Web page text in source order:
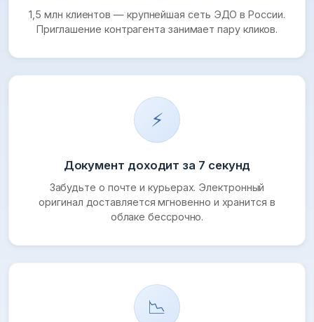
1,5 млн клиентов — крупнейшая сеть ЭДО в России.
Приглашение контрагента занимает пару кликов.
⚡
Документ доходит за 7 секунд
Забудьте о почте и курьерах. Электронный
оригинал доставляется мгновенно и хранится в
облаке бессрочно.
📉